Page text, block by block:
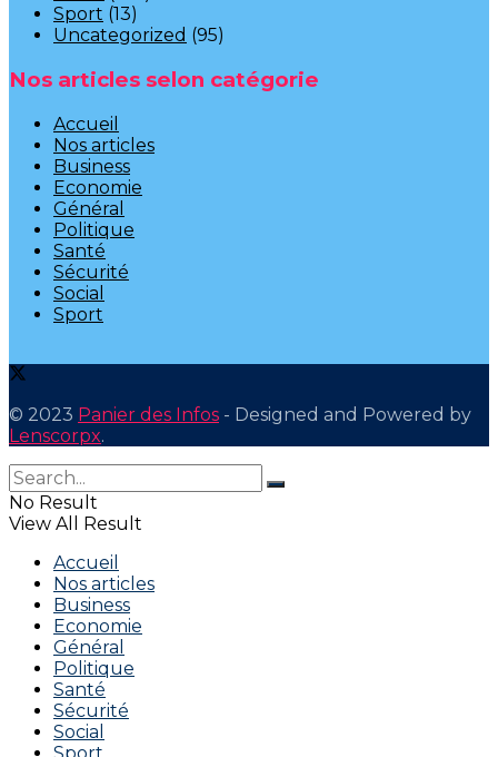
Sport (13)
Uncategorized (95)
Nos articles selon catégorie
Accueil
Nos articles
Business
Economie
Général
Politique
Santé
Sécurité
Social
Sport
© 2023 Panier des Infos - Designed and Powered by
Lenscorpx.
No Result
View All Result
Accueil
Nos articles
Business
Economie
Général
Politique
Santé
Sécurité
Social